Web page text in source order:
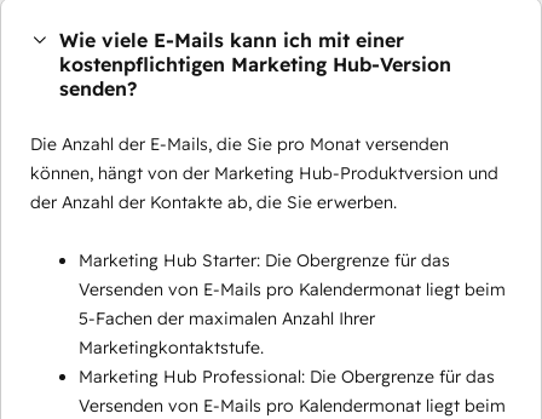
Wie viele E-Mails kann ich mit einer
kostenpflichtigen Marketing Hub-Version
senden?
Die Anzahl der E-Mails, die Sie pro Monat versenden
können, hängt von der Marketing Hub-Produktversion und
der Anzahl der Kontakte ab, die Sie erwerben.
Marketing Hub Starter: Die Obergrenze für das
Versenden von E-Mails pro Kalendermonat liegt beim
5-Fachen der maximalen Anzahl Ihrer
Marketingkontaktstufe.
Marketing Hub Professional: Die Obergrenze für das
Versenden von E-Mails pro Kalendermonat liegt beim